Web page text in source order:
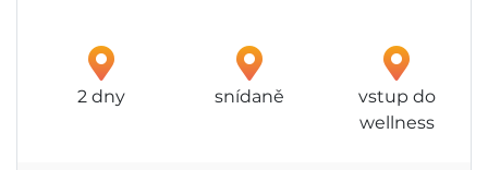
2 dny snídaně
vstup do
wellness